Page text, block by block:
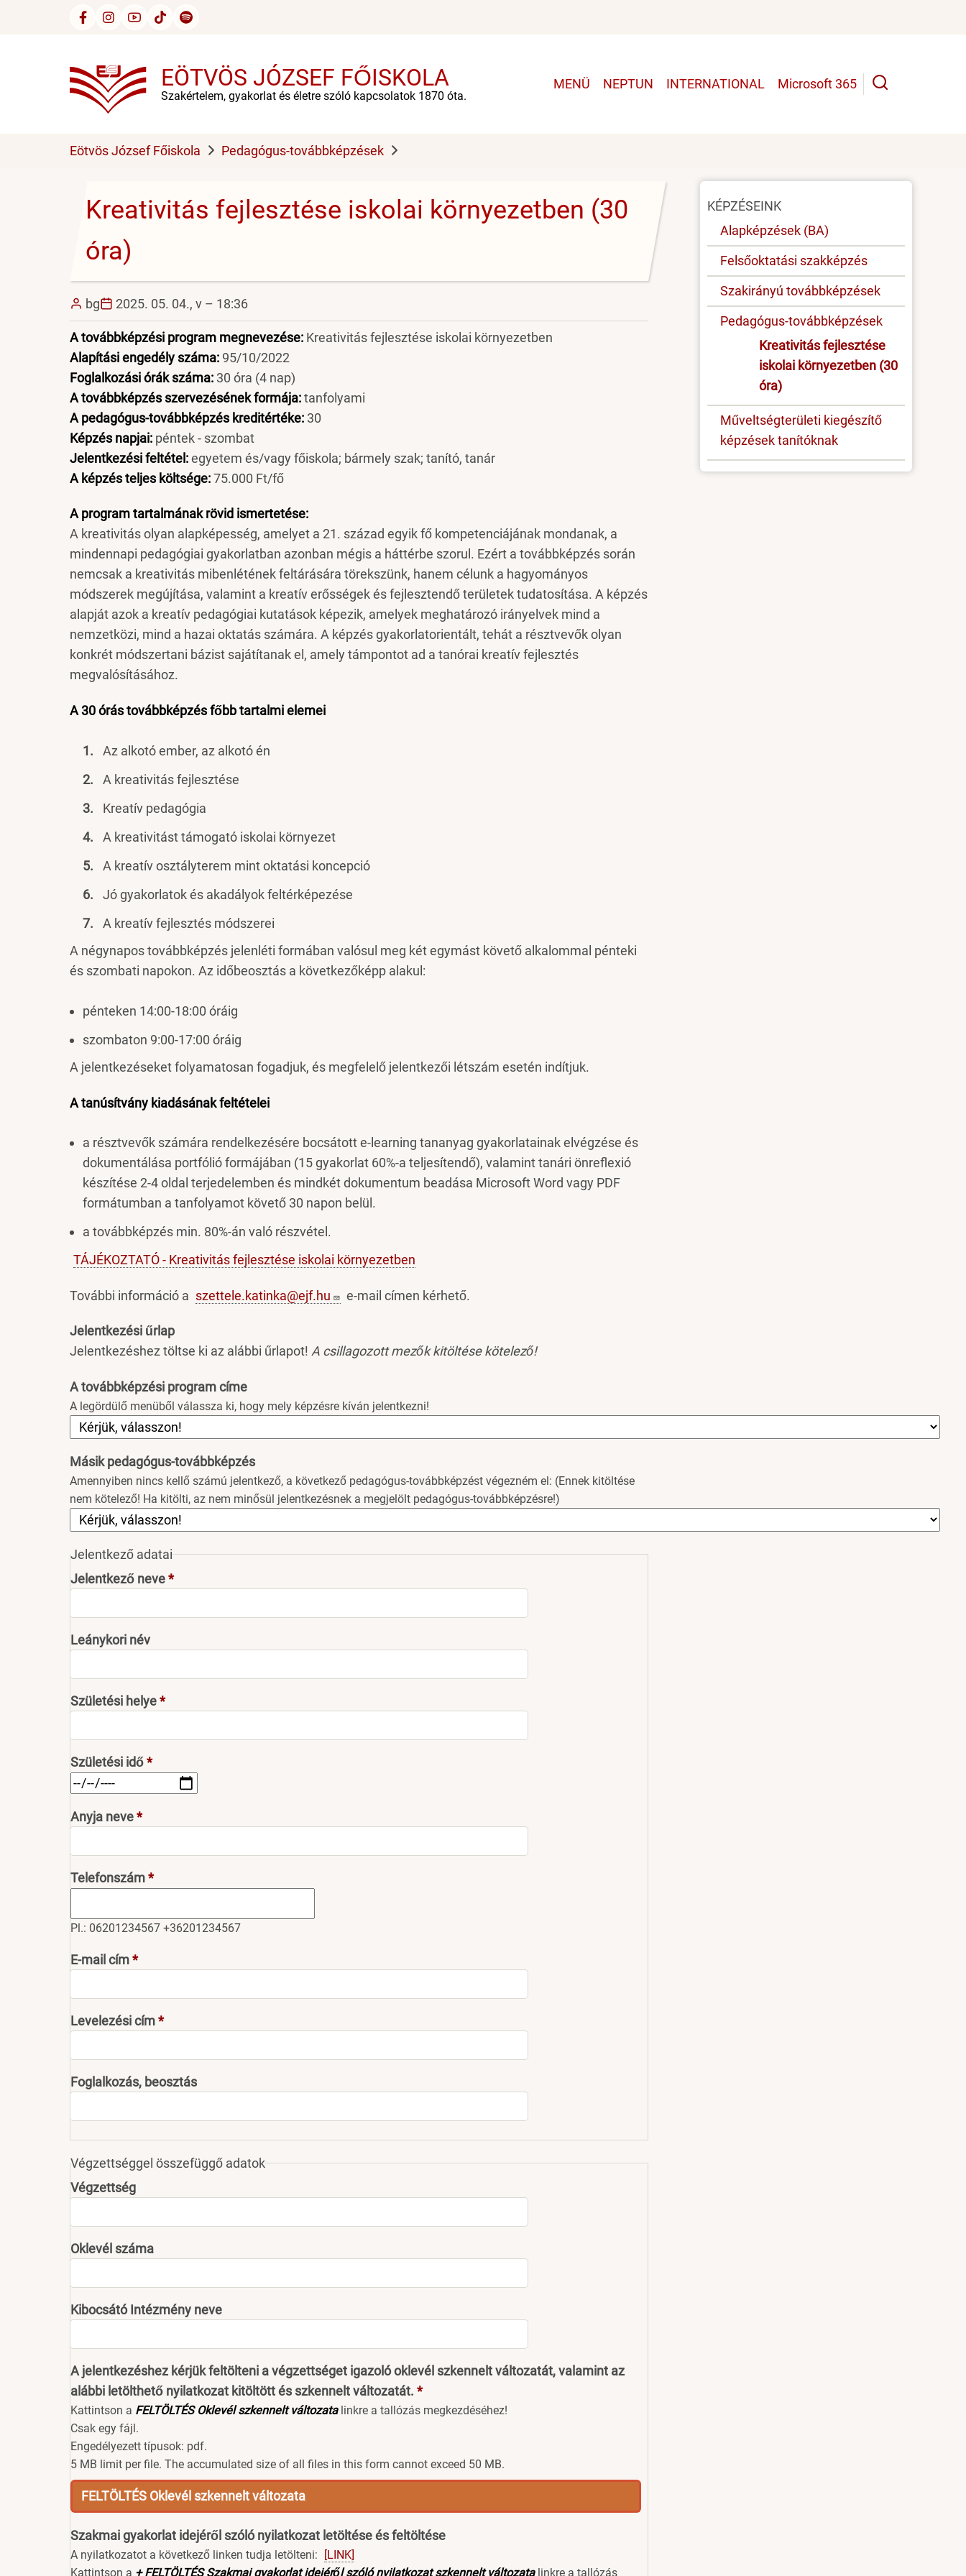
EÖTVÖS JÓZSEF FŐISKOLA
Szakértelem, gyakorlat és életre szóló kapcsolatok 1870 óta.
Main
MENÜ NEPTUN INTERNATIONAL Microsoft 365
Eötvös József Főiskola Pedagógus-továbbképzések
Kreativitás fejlesztése iskolai környezetben (30
óra)
bg 2025. 05. 04., v – 18:36
A továbbképzési program megnevezése: Kreativitás fejlesztése iskolai környezetben
Alapítási engedély száma: 95/10/2022
Foglalkozási órák száma: 30 óra (4 nap)
A továbbképzés szervezésének formája:tanfolyami
A pedagógus-továbbképzés kreditértéke: 30
Képzés napjai: péntek - szombat
Jelentkezési feltétel:egyetem és/vagy főiskola; bármely szak; tanító, tanár
A képzés teljes költsége:75.000 Ft/fő
A program tartalmának rövid ismertetése:
A kreativitás olyan alapképesség, amelyet a 21. század egyik fő kompetenciájának mondanak, a
mindennapi pedagógiai gyakorlatban azonban mégis a háttérbe szorul. Ezért a továbbképzés során
nemcsak a kreativitás mibenlétének feltárására törekszünk, hanem célunk a hagyományos
módszerek megújítása, valamint a kreatív erősségek és fejlesztendő területek tudatosítása. A képzés
alapját azok a kreatív pedagógiai kutatások képezik, amelyek meghatározó irányelvek mind a
nemzetközi, mind a hazai oktatás számára. A képzés gyakorlatorientált, tehát a résztvevők olyan
konkrét módszertani bázist sajátítanak el, amely támpontot ad a tanórai kreatív fejlesztés
megvalósításához.
A 30 órás továbbképzés főbb tartalmi elemei
Az alkotó ember, az alkotó én
A kreativitás fejlesztése
Kreatív pedagógia
A kreativitást támogató iskolai környezet
A kreatív osztályterem mint oktatási koncepció
Jó gyakorlatok és akadályok feltérképezése
A kreatív fejlesztés módszerei
A négynapos továbbképzés jelenléti formában valósul meg két egymást követő alkalommal pénteki
és szombati napokon. Az időbeosztás a következőképp alakul:
pénteken 14:00-18:00 óráig
szombaton 9:00-17:00 óráig
A jelentkezéseket folyamatosan fogadjuk, és megfelelő jelentkezői létszám esetén indítjuk.
A tanúsítvány kiadásának feltételei
a résztvevők számára rendelkezésére bocsátott e-learning tananyag gyakorlatainak elvégzése és
dokumentálása portfólió formájában (15 gyakorlat 60%-a teljesítendő), valamint tanári önreflexió
készítése 2-4 oldal terjedelemben és mindkét dokumentum beadása Microsoft Word vagy PDF
formátumban a tanfolyamot követő 30 napon belül.
a továbbképzés min. 80%-án való részvétel.
TÁJÉKOZTATÓ - Kreativitás fejlesztése iskolai környezetben
További információ a szettele.katinka@ejf.hu e-mail címen kérhető.
Jelentkezési űrlap
Jelentkezéshez töltse ki az alábbi űrlapot! A csillagozott mezők kitöltése kötelező!
A továbbképzési program címe
A legördülő menüből válassza ki, hogy mely képzésre kíván jelentkezni!
Másik pedagógus-továbbképzés
Amennyiben nincs kellő számú jelentkező, a következő pedagógus-továbbképzést végezném el: (Ennek kitöltése
nem kötelező! Ha kitölti, az nem minősül jelentkezésnek a megjelölt pedagógus-továbbképzésre!)
Jelentkező adatai
Jelentkező neve
Leánykori név
Születési helye
Születési idő
Anyja neve
Telefonszám
Pl.: 06201234567 +36201234567
E-mail cím
Levelezési cím
Foglalkozás, beosztás
Végzettséggel összefüggő adatok
Végzettség
Oklevél száma
Kibocsátó Intézmény neve
A jelentkezéshez kérjük feltölteni a végzettséget igazoló oklevél szkennelt változatát, valamint az
alábbi letölthető nyilatkozat kitöltött és szkennelt változatát.
Kattintson a FELTÖLTÉS Oklevél szkennelt változatalinkre a tallózás megkezdéséhez!
Csak egy fájl.
Engedélyezett típusok: pdf.
5 MB limit per file. The accumulated size of all files in this form cannot exceed 50 MB.
FELTÖLTÉS Oklevél szkennelt változata
Szakmai gyakorlat idejéről szóló nyilatkozat letöltése és feltöltése
A nyilatkozatot a következő linken tudja letölteni:
[LINK]
Kattintson a + FELTÖLTÉS Szakmai gyakorlat idejéről szóló nyilatkozat szkennelt változatalinkre a tallózás
Oldal
menü
KÉPZÉSEINK
Alapképzések (BA)
Felsőoktatási szakképzés
Szakirányú továbbképzések
Pedagógus-továbbképzések
Kreativitás fejlesztése
iskolai környezetben (30
óra)
Műveltségterületi kiegészítő
képzések tanítóknak